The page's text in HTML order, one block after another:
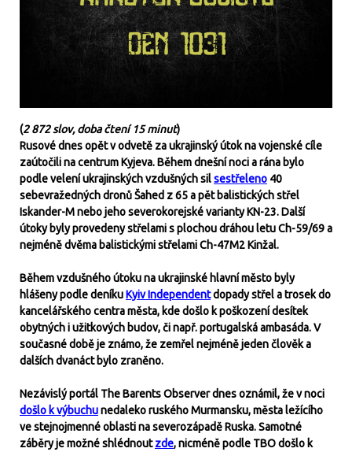
(2 872 slov, doba čtení 15 minut)
Rusové dnes opět v odvetě za ukrajinský útok na vojenské cíle
zaútočili na centrum Kyjeva. Během dnešní noci a rána bylo
podle velení ukrajinských vzdušných silsestřeleno 40
sebevražedných dronů Šahed z 65 a pět balistických střel
Iskander-M nebo jeho severokorejské varianty KN-23. Další
útoky byly provedeny střelami s plochou dráhou letu Ch-59/69 a
nejméně dvěma balistickými střelami Ch-47M2 Kinžal.
Během vzdušného útoku na ukrajinské hlavní město byly
hlášeny podle deníkuKyiv Independentdopady střel a trosek do
kancelářského centra města, kde došlo k poškození desítek
obytných i užitkových budov, či např. portugalská ambasáda. V
současné době je známo, že zemřel nejméně jeden člověk a
dalších dvanáct bylo zraněno.
Nezávislý portál The Barents Observer dnes oznámil, že v noci
došlo k výbuchunedaleko ruského Murmansku, města ležícího
ve stejnojmenné oblasti na severozápadě Ruska. Samotné
záběry je možné shlédnoutzde, nicméně podle TBO došlo k